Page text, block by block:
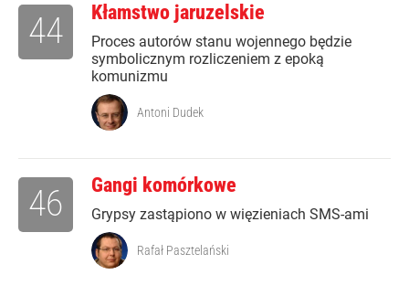
Kłamstwo jaruzelskie
Proces autorów stanu wojennego będzie
symbolicznym rozliczeniem z epoką
komunizmu
44
Antoni Dudek
Gangi komórkowe
Grypsy zastąpiono w więzieniach SMS-ami
46
Rafał Pasztelański